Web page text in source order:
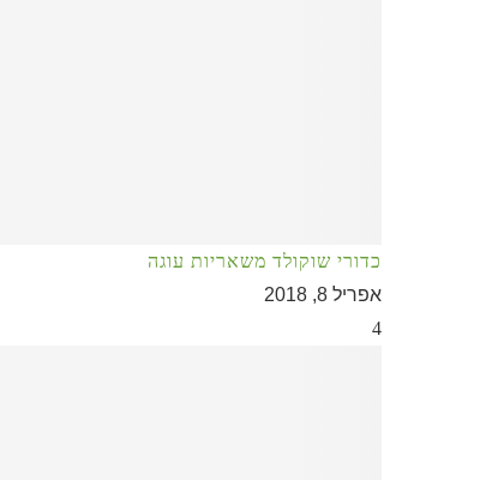
כדורי שוקולד משאריות עוגה
אפריל 8, 2018
4